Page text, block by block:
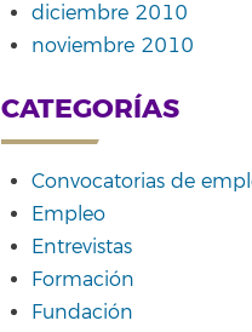
diciembre 2010
noviembre 2010
CATEGORÍAS
Convocatorias de
Empleo
Entrevistas
Formación
Fundación